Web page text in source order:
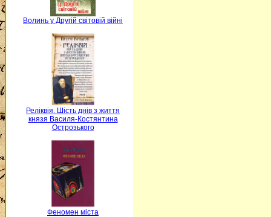
Волинь у Другій світовій війні
Реліквія. Шість днів з життя
князя Василя-Костянтина
Острозького
Феномен міста